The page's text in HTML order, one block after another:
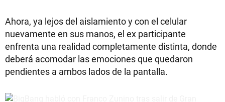
Ahora, ya lejos del aislamiento y con el celular
nuevamente en sus manos, el ex participante
enfrenta una realidad completamente distinta, donde
deberá acomodar las emociones que quedaron
pendientes a ambos lados de la pantalla.